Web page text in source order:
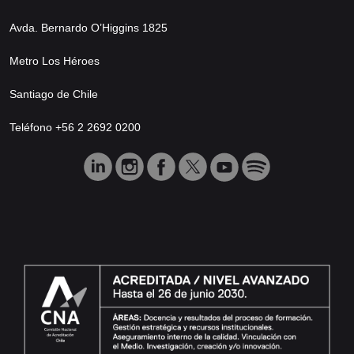
Avda. Bernardo O’Higgins 1825
Metro Los Héroes
Santiago de Chile
Teléfono +56 2 2692 0200